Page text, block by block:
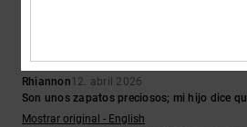
Rhiannon12. abril 2026
Son unos zapatos preciosos; mi hijo dice
Mostrar original - English